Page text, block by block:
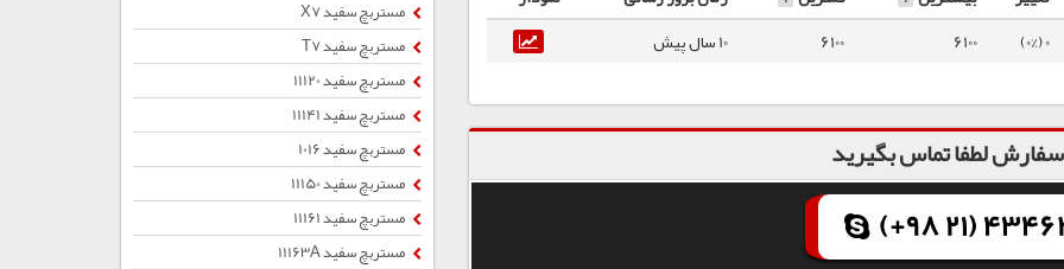
0 (0%)
6100
6100 10 سال پیش
لطفا تماس بگیرید
(+98 21)
مستربچ سفید X7
مستربچ سفید T7
مستربچ سفید 11120
مستربچ سفید 11141
مستربچ سفید 1016
مستربچ سفید 11150
مستربچ سفید 11161
مستربچ سفید 11163A